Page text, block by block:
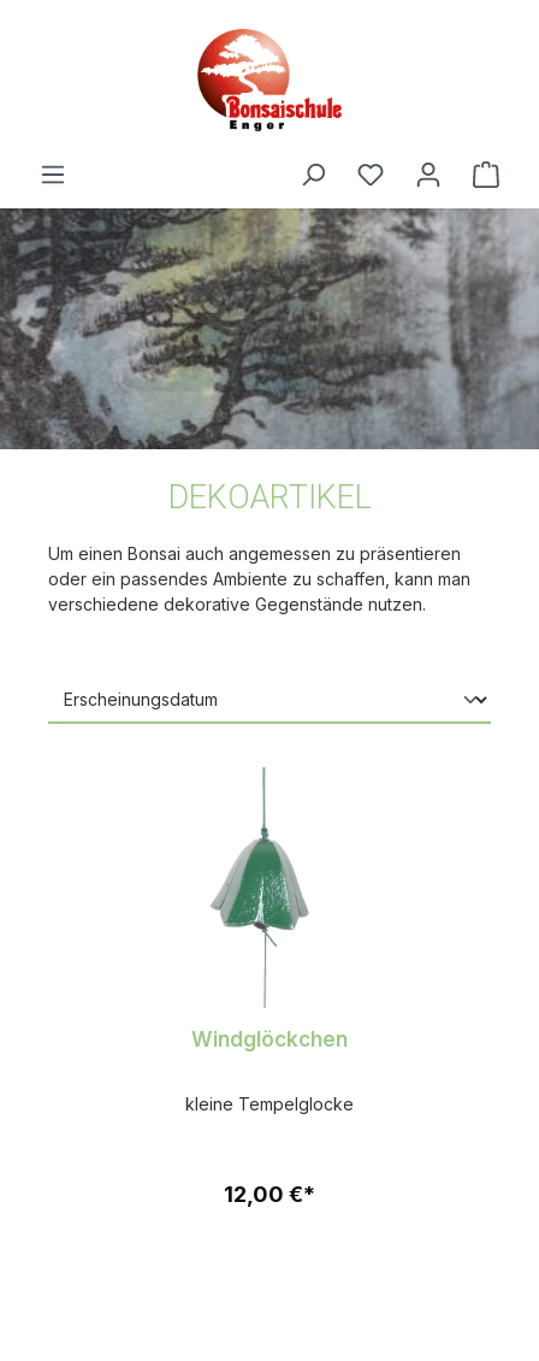
DEKOARTIKEL
Um einen Bonsai auch angemessen zu präsentieren
oder ein passendes Ambiente zu schaffen, kann man
verschiedene dekorative Gegenstände nutzen.
Windglöckchen
kleine Tempelglocke
12,00 €*